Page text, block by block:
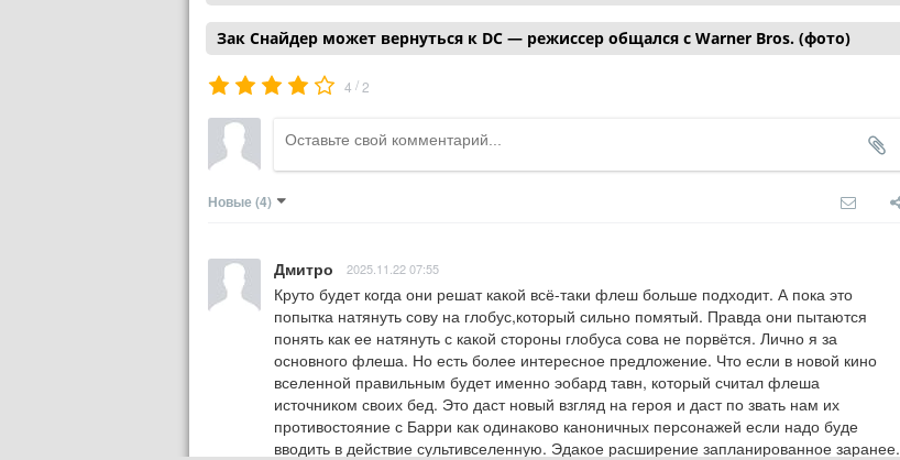
Зак Снайдер может вернуться к DC — режиссер общался с Warner Bros. (фото)
4 /2
Новые (4)
Дмитро 2025.11.22 07:55
Круто будет когда они решат какой всё-таки флеш больше подходит. А пока это
попытка натянуть сову на глобус,который сильно помятый. Правда они пытаются
понять как ее натянуть с какой стороны глобуса сова не порвётся. Лично я за
основного флеша. Но есть более интересное предложение. Что если в новой кино
вселенной правильным будет именно эобард тавн, который считал флеша
источником своих бед. Это даст новый взгляд на героя и даст по звать нам их
противостояние с Барри как одинаково каноничных персонажей если надо буде
вводить в действие сультивселенную. Эдакое расширение запланированное заранее.